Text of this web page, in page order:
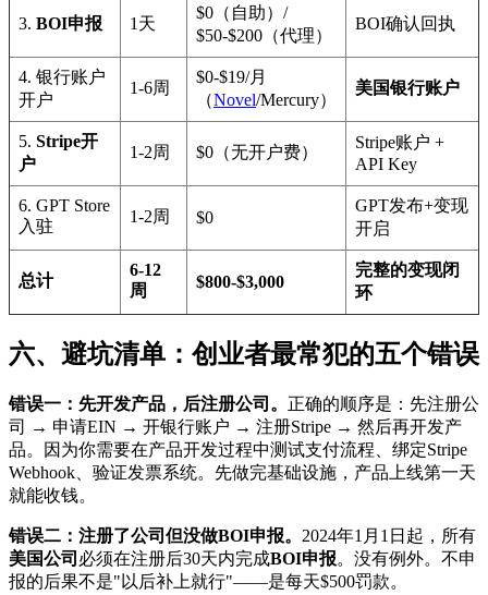
3. BOI申报 1天
$0（自助）/
$50-$200（代理）
BOI确认回执
4. 银行账户
开户
1-6周
$0-$19/月
（Novel/Mercury）
美国银行账户
5. Stripe开
户
1-2周 $0（无开户费）
Stripe账户 +
API Key
6. GPT Store
入驻
1-2周 $0
GPT发布+变现
开启
总计
6-12
周
$800-$3,000
完整的变现闭
环
六、避坑清单：创业者最常犯的五个错误
错误一：先开发产品，后注册公司。 正确的顺序是：先注册公
司 → 申请EIN → 开银行账户 → 注册Stripe → 然后再开发产
品。因为你需要在产品开发过程中测试支付流程、绑定Stripe
Webhook、验证发票系统。先做完基础设施，产品上线第一天
就能收钱。
错误二：注册了公司但没做BOI申报。 2024年1月1日起，所有
美国公司 必须在注册后30天内完成BOI申报。没有例外。不申
报的后果不是"以后补上就行"——是每天$500罚款。